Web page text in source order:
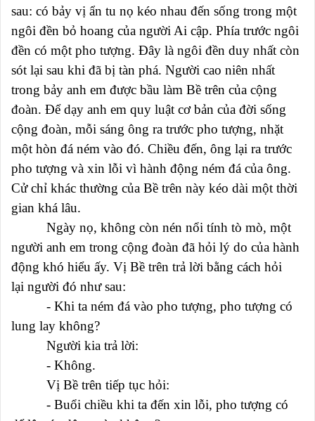
sau: có bảy vị ẩn tu nọ kéo nhau đến sống trong một
ngôi đền bỏ hoang của người Ai cập. Phía trước ngôi
đền có một pho tượng. Đây là ngôi đền duy nhất còn
sót lại sau khi đã bị tàn phá. Người cao niên nhất
trong bảy anh em được bầu làm Bề trên của cộng
đoàn. Để dạy anh em quy luật cơ bản của đời sống
cộng đoàn, mỗi sáng ông ra trước pho tượng, nhặt
một hòn đá ném vào đó. Chiều đến, ông lại ra trước
pho tượng và xin lỗi vì hành động ném đá của ông.
Cử chỉ khác thường của Bề trên này kéo dài một thời
gian khá lâu.
Ngày nọ, không còn nén nổi tính tò mò, một
người anh em trong cộng đoàn đã hỏi lý do của hành
động khó hiểu ấy. Vị Bề trên trả lời bằng cách hỏi
lại người đó như sau:
- Khi ta ném đá vào pho tượng, pho tượng có
lung lay không?
Người kia trả lời:
- Không.
Vị Bề trên tiếp tục hỏi:
- Buổi chiều khi ta đến xin lỗi, pho tượng có